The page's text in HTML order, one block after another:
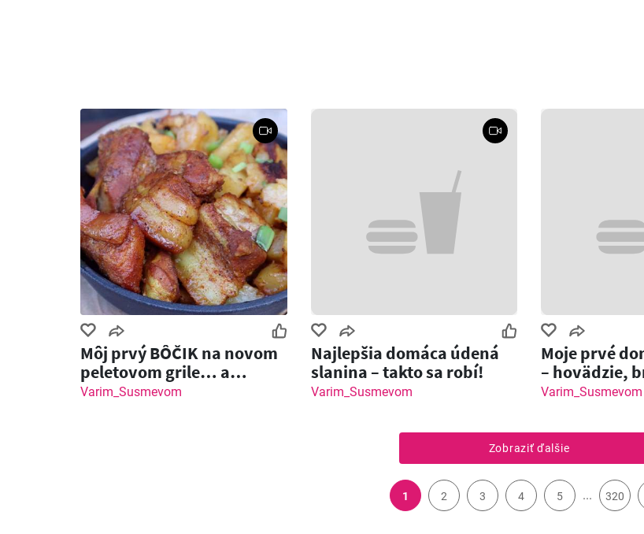
Môj prvý BÔČIK na novom
peletovom grile… a
dopadlo to NEČAKANE!
Varim_Susmevom
Najlepšia domáca údená
slanina – takto sa robí!
Varim_Susmevom
Moje prvé
– hovädzie,
Jalapeňos
Varim_Susmevom
Zobraziť ďalšie
1 2 3 4 5 ... 320